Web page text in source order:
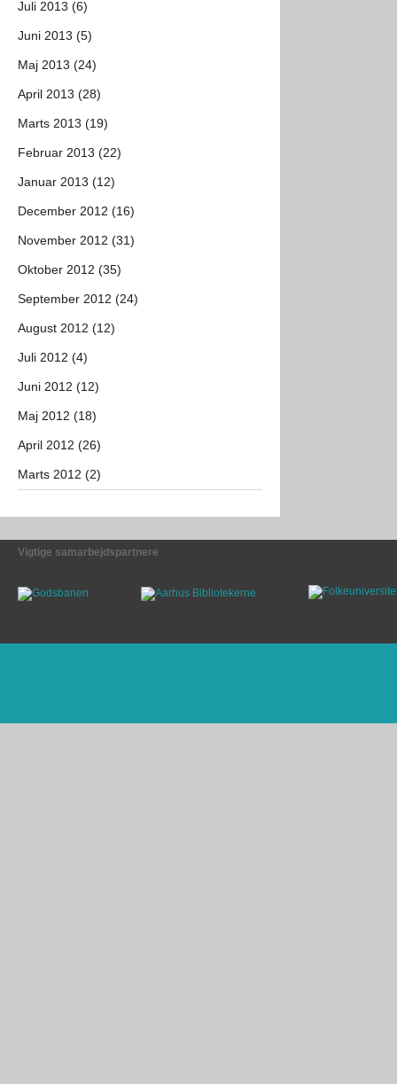
Juli 2013 (6)
Juni 2013 (5)
Maj 2013 (24)
April 2013 (28)
Marts 2013 (19)
Februar 2013 (22)
Januar 2013 (12)
December 2012 (16)
November 2012 (31)
Oktober 2012 (35)
September 2012 (24)
August 2012 (12)
Juli 2012 (4)
Juni 2012 (12)
Maj 2012 (18)
April 2012 (26)
Marts 2012 (2)
Vigtige samarbejdspartnere